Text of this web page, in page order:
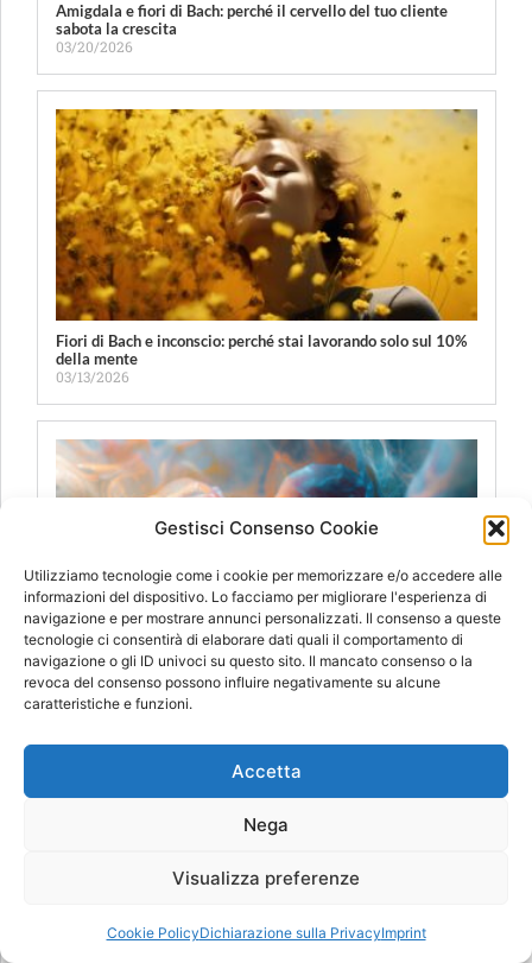
Gestisci Consenso Cookie
Utilizziamo tecnologie come i cookie per memorizzare e/o accedere alle
informazioni del dispositivo. Lo facciamo per migliorare l'esperienza di
navigazione e per mostrare annunci personalizzati. Il consenso a queste
tecnologie ci consentirà di elaborare dati quali il comportamento di
navigazione o gli ID univoci su questo sito. Il mancato consenso o la
revoca del consenso possono influire negativamente su alcune
caratteristiche e funzioni.
Accetta
Nega
Visualizza preferenze
Cookie PolicyDichiarazione sulla PrivacyImprint
Amigdala e fiori di Bach: perché il cervello del tuo cliente
sabota la crescita
03/20/2026
Fiori di Bach e inconscio: perché stai lavorando solo sul 10%
della mente
03/13/2026
Superare la ferita del rifiuto: un percorso di rinascita!
09/20/2024